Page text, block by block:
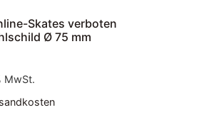
Skates verboten
Ø 75 mm
MwSt.